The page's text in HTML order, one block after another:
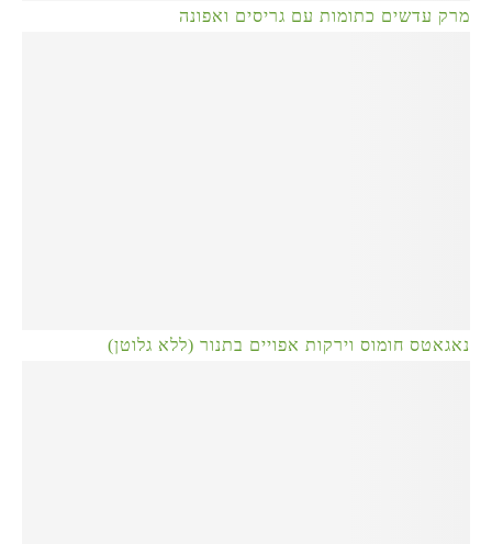
מרק עדשים כתומות עם גריסים ואפונה
נאגאטס חומוס וירקות אפויים בתנור (ללא גלוטן)